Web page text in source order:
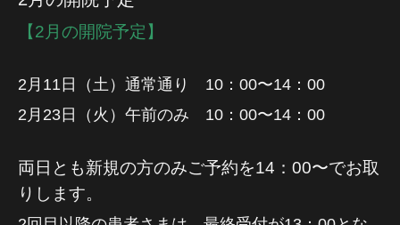
【2月の開院予定】
2月11日（土）通常通り 10：00〜14：00
2月23日（火）午前のみ 10：00〜14：00
両日とも新規の方のみご予約を14：00〜でお取
りします。